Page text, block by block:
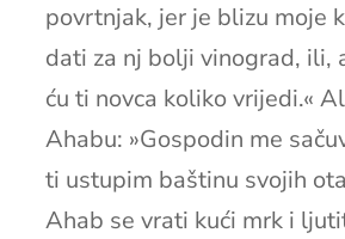
povrtnjak, jer je blizu moje
dati za nj bolji vinograd, ili,
ću ti novca koliko vrijedi.«
Ahabu: »Gospodin me
ti ustupim baštinu svojih
Ahab se vrati kući mrk i